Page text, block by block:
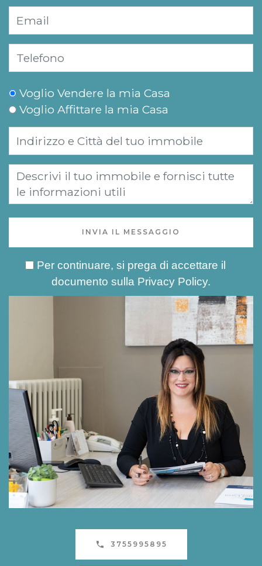
Voglio Vendere la mia Casa
Voglio Affittare la mia Casa
INVIA IL MESSAGGIO
Per continuare, si prega di accettare il
documento sulla Privacy Policy.
3755995895